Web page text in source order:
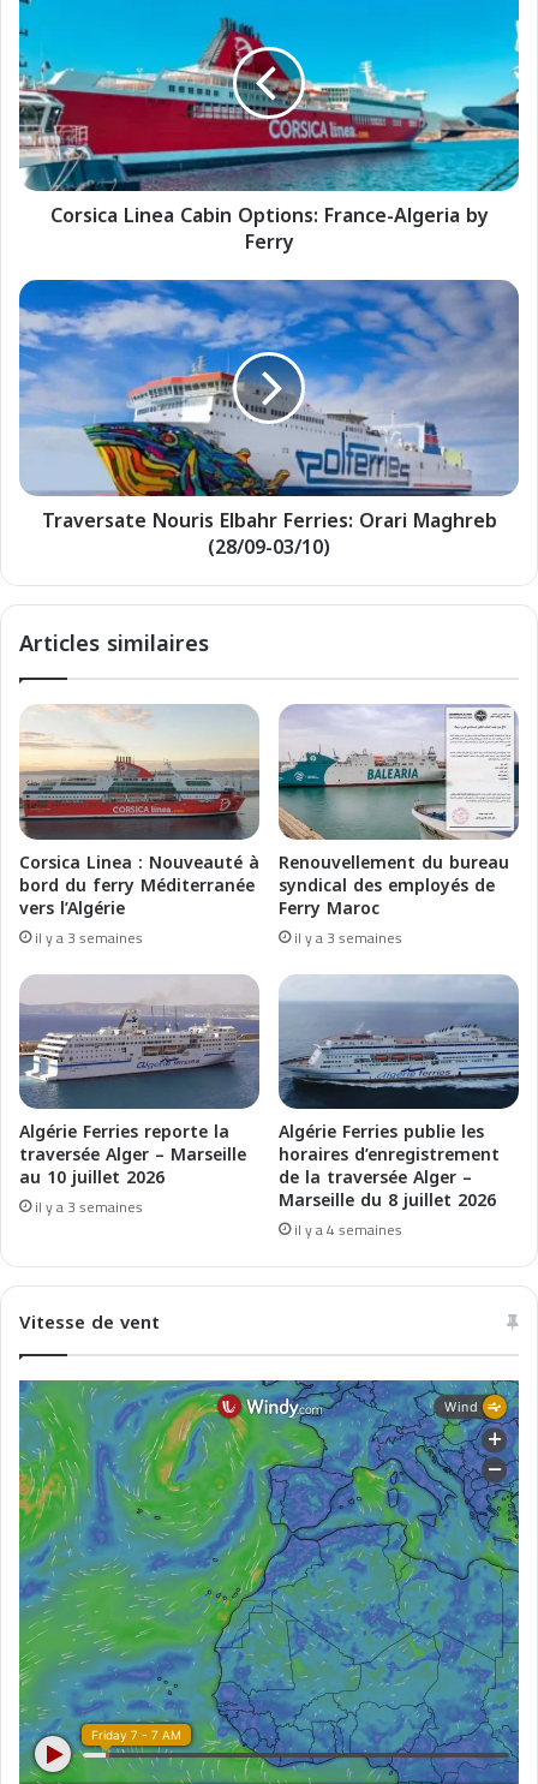
o
r
s
i
c
a
L
C
a
b
i
n
O
i
:
r
n
c
e
-
A
l
g
e
r
i
a
b
y
F
e
r
r
y
Corsica Linea Cabin Options: France-Algeria by
Ferry
T
r
a
v
e
r
t
u
i
s
l
b
a
h
r
F
e
r
r
i
e
s
:
O
r
a
r
i
M
a
r
b
(
2
8
/
0
9
-
0
3
/
1
0
)
Traversate Nouris Elbahr Ferries: Orari Maghreb
(28/09-03/10)
Articles similaires
Corsica Linea : Nouveauté à
bord du ferry Méditerranée
vers l’Algérie
il y a 3 semaines
Renouvellement du bureau
syndical des employés de
Ferry Maroc
il y a 3 semaines
Algérie Ferries reporte la
traversée Alger – Marseille
au 10 juillet 2026
il y a 3 semaines
Algérie Ferries publie les
horaires d’enregistrement
de la traversée Alger –
Marseille du 8 juillet 2026
il y a 4 semaines
Vitesse de vent